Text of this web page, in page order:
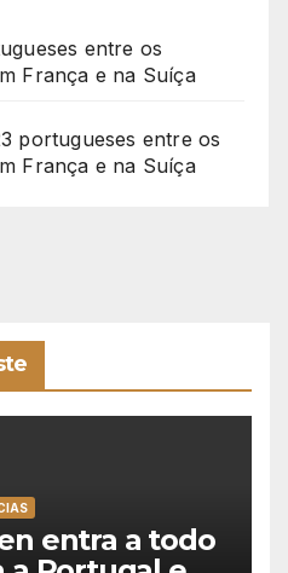
entre os
França e na Suíça
portugueses entre os
França e na Suíça
entra a todo